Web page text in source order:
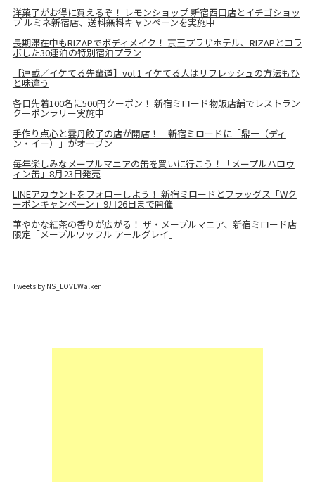
洋菓子がお得に買えるぞ！ レモンショップ 新宿西口店とイチゴショッ
プ ルミネ新宿店、送料無料キャンペーンを実施中
長期滞在中もRIZAPでボディメイク！ 京王プラザホテル、RIZAPとコラ
ボした30連泊の特別宿泊プラン
【連載／イケてる先輩道】vol.1 イケてる人はリフレッシュの方法もひ
と味違う
各日先着100名に500円クーポン！ 新宿ミロード物販店舗でレストラン
クーポンラリー実施中
手作り点心と雲丹餃子の店が開店！ 新宿ミロードに「鼎一（ディ
ン・イー）」がオープン
毎年楽しみなメープルマニアの缶を買いに行こう！「メープルハロウ
ィン缶」8月23日発売
LINEアカウントをフォローしよう！ 新宿ミロードとフラッグス「Wク
ーポンキャンペーン」9月26日まで開催
華やかな紅茶の香りが広がる！ ザ・メープルマニア、新宿ミロード店
限定「メープルワッフル アールグレイ」
Tweets by NS_LOVEWalker